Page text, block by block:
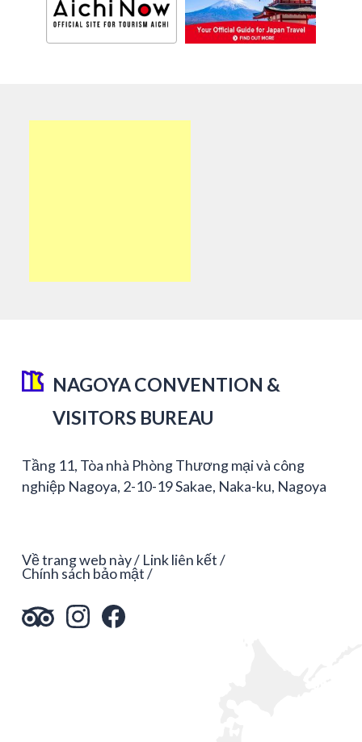
NAGOYA CONVENTION &
VISITORS BUREAU
Tầng 11, Tòa nhà Phòng Thương mại và công
nghiệp Nagoya, 2-10-19 Sakae, Naka-ku, Nagoya
Về trang web này Link liên kết
Chính sách bảo mật